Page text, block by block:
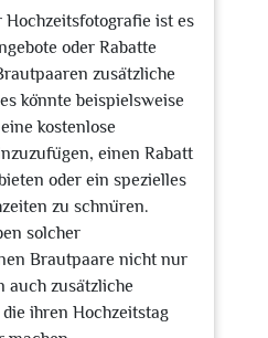
ist es
oder Rabatte
zusätzliche
könnte beispielsweise
kostenlose
einen Rabatt
oder ein spezielles
zu schnüren.
solcher
Brautpaare nicht nur
auch zusätzliche
ihren Hochzeitstag